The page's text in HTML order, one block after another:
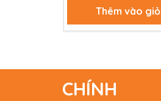
Thêm vào giỏ
CHÍNH